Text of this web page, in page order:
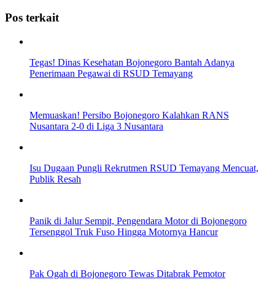
Pos terkait
Tegas! Dinas Kesehatan Bojonegoro Bantah Adanya
Penerimaan Pegawai di RSUD Temayang
Memuaskan! Persibo Bojonegoro Kalahkan RANS
Nusantara 2-0 di Liga 3 Nusantara
Isu Dugaan Pungli Rekrutmen RSUD Temayang Mencuat,
Publik Resah
Panik di Jalur Sempit, Pengendara Motor di Bojonegoro
Tersenggol Truk Fuso Hingga Motornya Hancur
Pak Ogah di Bojonegoro Tewas Ditabrak Pemotor